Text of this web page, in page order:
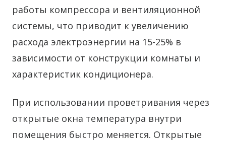
работы компрессора и вентиляционной
системы, что приводит к увеличению
расхода электроэнергии на 15-25% в
зависимости от конструкции комнаты и
характеристик кондиционера.
При использовании проветривания через
открытые окна температура внутри
помещения быстро меняется. Открытые